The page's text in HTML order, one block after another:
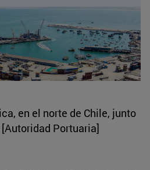
en el norte de Chile, junto
Portuaria]